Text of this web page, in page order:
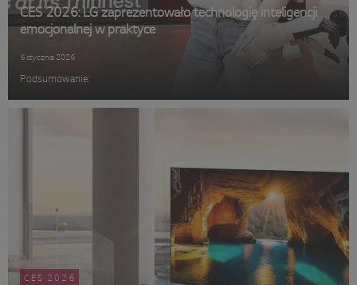
CES 2026: LG zaprezentowało technologię inteligencji
emocjonalnej w praktyce
6 stycznia 2026
Podsumowanie:
CES 2026